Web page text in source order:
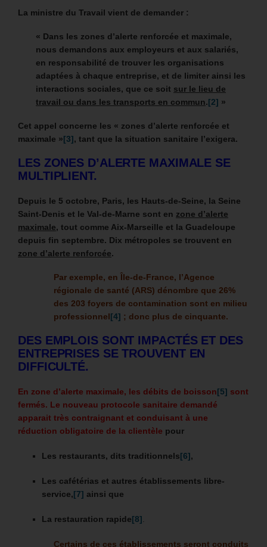
La ministre du Travail vient de demander :
« Dans les zones d’alerte renforcée et maximale,
nous demandons aux employeurs et aux salariés,
en responsabilité de trouver les organisations
adaptées à chaque entreprise, et de limiter ainsi les
interactions sociales, que ce soit sur le lieu de
travail ou dans les transports en commun.[2] »
Cet appel concerne les « zones d’alerte renforcée et
maximale »[3], tant que la situation sanitaire l’exigera.
LES ZONES D’ALERTE MAXIMALE SE
MULTIPLIENT.
Depuis le 5 octobre, Paris, les Hauts-de-Seine, la Seine
Saint-Denis et le Val-de-Marne sont en zone d’alerte
maximale, tout comme Aix-Marseille et la Guadeloupe
depuis fin septembre. Dix métropoles se trouvent en
zone d’alerte renforcée.
Par exemple, en Île-de-France, l’Agence
régionale de santé (ARS) dénombre que 26%
des 203 foyers de contamination sont en milieu
professionnel[4] ; donc plus de cinquante.
DES EMPLOIS SONT IMPACTÉS ET DES
ENTREPRISES SE TROUVENT EN
DIFFICULTÉ.
En zone d’alerte maximale, les débits de boisson[5] sont
fermés. Le nouveau protocole sanitaire demandé
apparait très contraignant et conduisant à une
réduction obligatoire de la clientèle pour
Les restaurants, dits traditionnels[6],
Les cafétérias et autres établissements libre-
service,[7] ainsi que
La restauration rapide[8]
Certains de ces établissements seront conduits